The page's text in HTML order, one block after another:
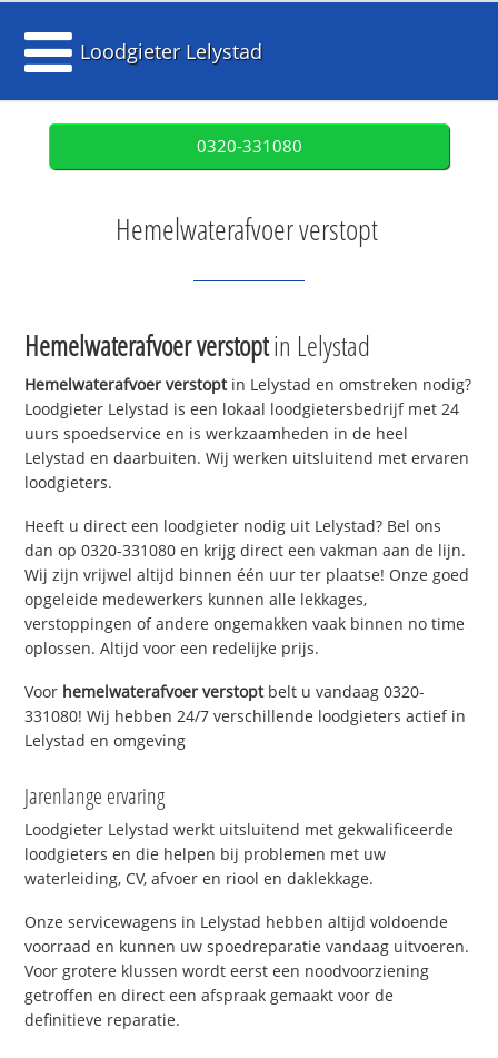
Loodgieter Lelystad
0320-331080
Hemelwaterafvoer verstopt
Hemelwaterafvoer verstoptin Lelystad
Hemelwaterafvoer verstoptin Lelystad en omstreken nodig?
Loodgieter Lelystad is een lokaal loodgietersbedrijf met 24
uurs spoedservice en is werkzaamheden in de heel
Lelystad en daarbuiten. Wij werken uitsluitend met ervaren
loodgieters.
Heeft u direct een loodgieter nodig uit Lelystad? Bel ons
dan op 0320-331080 en krijg direct een vakman aan de lijn.
Wij zijn vrijwel altijd binnen één uur ter plaatse! Onze goed
opgeleide medewerkers kunnen alle lekkages,
verstoppingen of andere ongemakken vaak binnen no time
oplossen. Altijd voor een redelijke prijs.
Voor hemelwaterafvoer verstoptbelt u vandaag 0320-
331080! Wij hebben 24/7 verschillende loodgieters actief in
Lelystad en omgeving
Jarenlange ervaring
Loodgieter Lelystad werkt uitsluitend met gekwalificeerde
loodgieters en die helpen bij problemen met uw
waterleiding, CV, afvoer en riool en daklekkage.
Onze servicewagens in Lelystad hebben altijd voldoende
voorraad en kunnen uw spoedreparatie vandaag uitvoeren.
Voor grotere klussen wordt eerst een noodvoorziening
getroffen en direct een afspraak gemaakt voor de
definitieve reparatie.